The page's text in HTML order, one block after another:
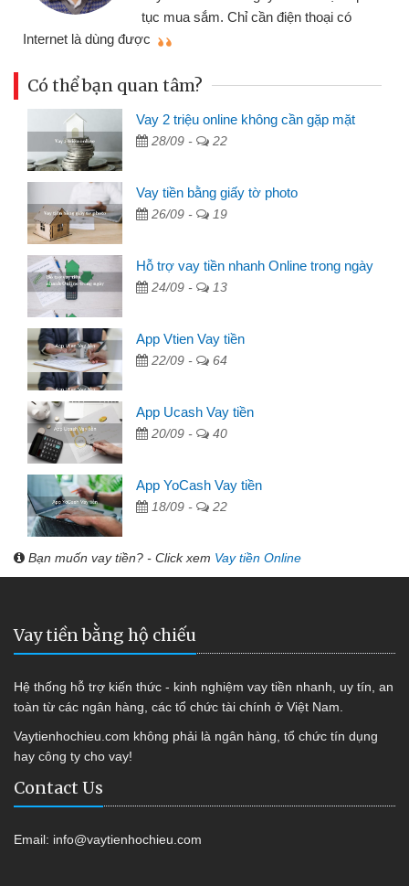
tục mua sắm. Chỉ cần điện thoại có
Internet là dùng được
Có thể bạn quan tâm?
Vay 2 triệu online không cần gặp mặt
28/09 - 22
Vay tiền bằng giấy tờ photo
26/09 - 19
Hỗ trợ vay tiền nhanh Online trong ngày
24/09 - 13
App Vtien Vay tiền
22/09 - 64
App Ucash Vay tiền
20/09 - 40
App YoCash Vay tiền
18/09 - 22
Bạn muốn vay tiền? - Click xem Vay tiền Online
Vay tiền bằng hộ chiếu
Hệ thống hỗ trợ kiến thức - kinh nghiệm vay tiền nhanh, uy tín, an
toàn từ các ngân hàng, các tổ chức tài chính ở Việt Nam.
Vaytienhochieu.com không phải là ngân hàng, tổ chức tín dụng
hay công ty cho vay!
Contact Us
Email: info@vaytienhochieu.com